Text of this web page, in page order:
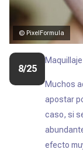
© PixelFormula
8/25
Muchos
apostar
caso, si
efecto